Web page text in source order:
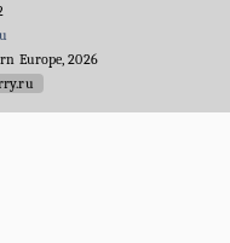
Europe, 2026